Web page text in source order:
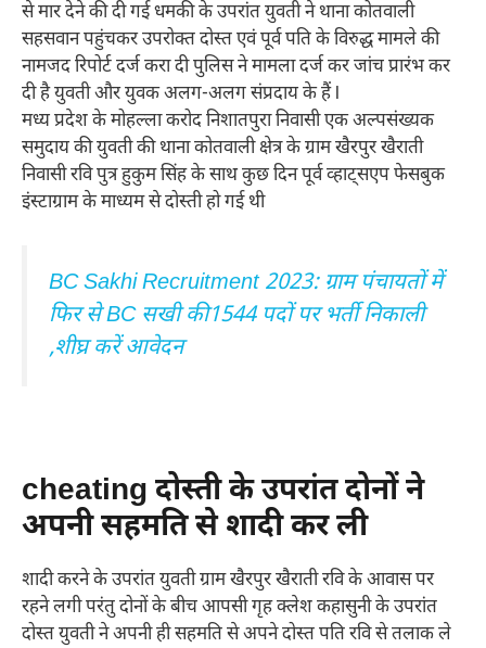
से मार देने की दी गई धमकी के उपरांत युवती ने थाना कोतवाली
सहसवान पहुंचकर उपरोक्त दोस्त एवं पूर्व पति के विरुद्ध मामले की
नामजद रिपोर्ट दर्ज करा दी पुलिस ने मामला दर्ज कर जांच प्रारंभ कर
दी है युवती और युवक अलग-अलग संप्रदाय के हैं l
मध्य प्रदेश के मोहल्ला करोद निशातपुरा निवासी एक अल्पसंख्यक
समुदाय की युवती की थाना कोतवाली क्षेत्र के ग्राम खैरपुर खैराती
निवासी रवि पुत्र हुकुम सिंह के साथ कुछ दिन पूर्व व्हाट्सएप फेसबुक
इंस्टाग्राम के माध्यम से दोस्ती हो गई थी
BC Sakhi Recruitment 2023: ग्राम पंचायतों में
फिर से BC सखी की1544 पदों पर भर्ती निकाली
,शीघ्र करें आवेदन
cheating दोस्ती के उपरांत दोनों ने
अपनी सहमति से शादी कर ली
शादी करने के उपरांत युवती ग्राम खैरपुर खैराती रवि के आवास पर
रहने लगी परंतु दोनों के बीच आपसी गृह क्लेश कहासुनी के उपरांत
दोस्त युवती ने अपनी ही सहमति से अपने दोस्त पति रवि से तलाक ले